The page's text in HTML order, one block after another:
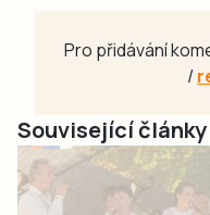
Pro přidávání
/
Související články